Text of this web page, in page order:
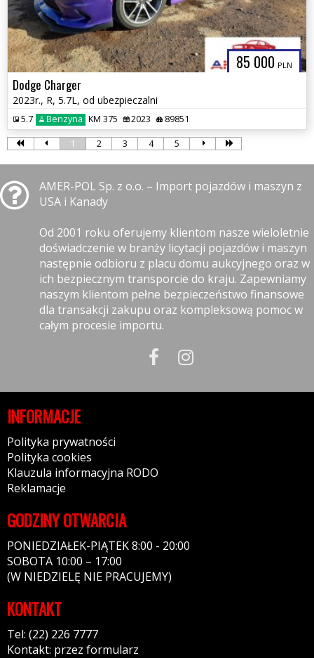
85 000 PLN
Dodge Charger
2023r., R, 5.7L, od ubezpieczalni
5.7 Benzyna KM 375 2023 89851
1 2 3 4 5
AMER-POL Sp. z o.o. – Import pojazdów i maszyn z
USA i Kanady
Od 2001 roku oferujemy klientom nasze wieloletnie
doświadczenie w branży licytacji pojazdów i maszyn
następnie odbioru z placu domu aukcyjnego oraz w
ich bezpiecznym transporcie do kraju. Zapewniamy
naszym klientom pełne bezpieczeństwo finansowe
dla transakcji zakupu oraz kompleksową pomoc w
całym procesie importu.
INFORMACJE
Polityka prywatności
Polityka cookies
Klauzula informacyjna RODO
Reklamacje
GODZINY OTWARCIA
PONIEDZIAŁEK-PIĄTEK 8:00 - 20:00
SOBOTA 10:00 – 17:00
(W NIEDZIELĘ NIE PRACUJEMY)
KONTAKT
Tel: (22) 226 7777
Kontakt: przez formularz